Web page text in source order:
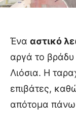
Ένα αστικό
αργά το
Λιόσια. Η
επιβάτες,
απότομα